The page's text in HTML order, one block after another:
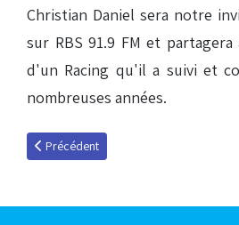
Christian Daniel sera notre
sur RBS 91.9 FM et
d'un Racing qu'il a suivi et
nombreuses années.
Article précédent : Christian Daniel :
Précédent